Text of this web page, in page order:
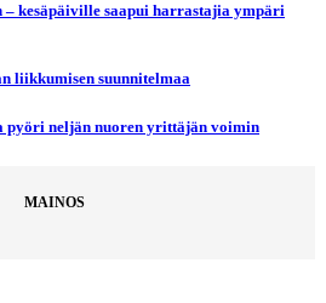
– kesäpäiville saapui harrastajia ympäri
liikkumisen suunnitelmaa
pyöri neljän nuoren yrittäjän voimin
MAINOS